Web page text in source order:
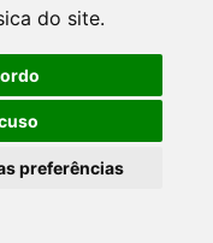
do site.
preferências